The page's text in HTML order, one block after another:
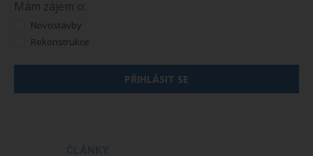
Mám zájem o:
Novostavby
Rekonstrukce
PŘIHLÁSIT SE